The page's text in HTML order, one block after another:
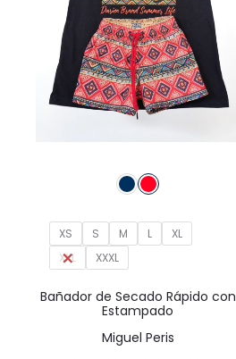
múltiples
Las
opciones
se
XS S M L
XL
XXL
XXXL
Bañador de Secado Rápido con
Estampado
Miguel Peris